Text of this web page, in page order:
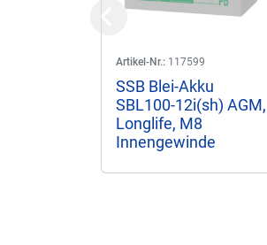
Artikel-Nr.: 117599
SSB Blei-Akku
SBL100-12i(sh) AGM,
Longlife, M8
Innengewinde